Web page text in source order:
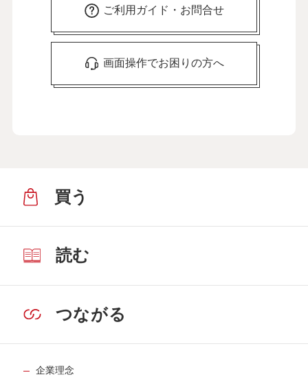
ご利用ガイド・お問合せ
画面操作でお困りの方へ
買う
読む
つながる
企業理念